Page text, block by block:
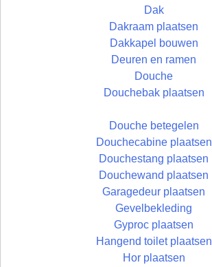
Dak
Dakraam plaatsen
Dakkapel bouwen
Deuren en ramen
Douche
Douchebak plaatsen
Douche betegelen
Douchecabine plaatsen
Douchestang plaatsen
Douchewand plaatsen
Garagedeur plaatsen
Gevelbekleding
Gyproc plaatsen
Hangend toilet plaatsen
Hor plaatsen